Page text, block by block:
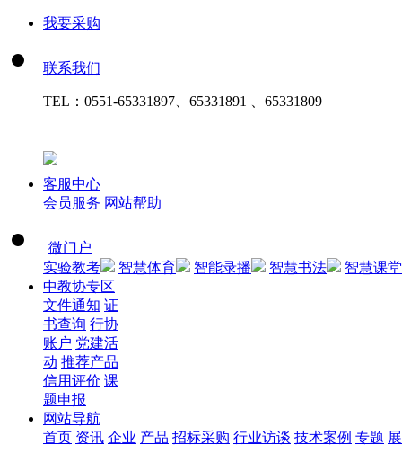
我要采购
联系我们
TEL： 0551-65331897、65331891 、65331809
客服中心
会员服务 网站帮助
微门户
实验教考
智慧体育 智能录播 智慧书法
智慧课堂
中教协专区
文件通知 证
书查询 行协
账户 党建活
动 推荐产品
信用评价 课
题申报
网站导航
首页 资讯 企业 产品 招标采购 行业访谈 技术案例 专题